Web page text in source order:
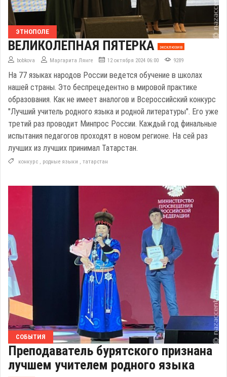
ЭТНОПОЛЕ
ВЕЛИКОЛЕПНАЯ ПЯТЕРКА эксклюзив
bobkova Маргарита Лянге 12 октября 2024 06:00 9289
На 77 языках народов России ведется обучение в школах
нашей страны. Это беспрецедентно в мировой практике
образования. Как не имеет аналогов и Всероссийский конкурс
"Лучший учитель родного языка и родной литературы". Его уже
третий раз проводит Минпрос России. Каждый год финальные
испытания педагогов проходят в новом регионе. На сей раз
лучших из лучших принимал Татарстан.
конкурс , родные языки , татарстан
СОБЫТИЯ
Преподаватель бурятского признана
лучшем учителем родного языка